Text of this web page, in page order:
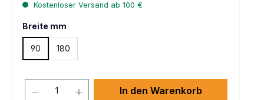
Kostenloser Versand ab 100 €
Breite mm
90 180
In den Warenkorb